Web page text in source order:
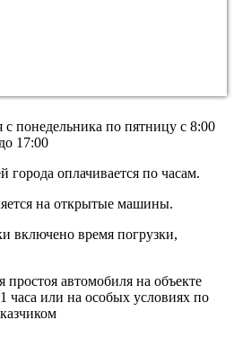
c понедельника по пятницу с 8:00
17:00
города оплачивается по часам.
на открытые машины.
включено время погрузки,
автомобиля на объекте
часа или на особых условиях по